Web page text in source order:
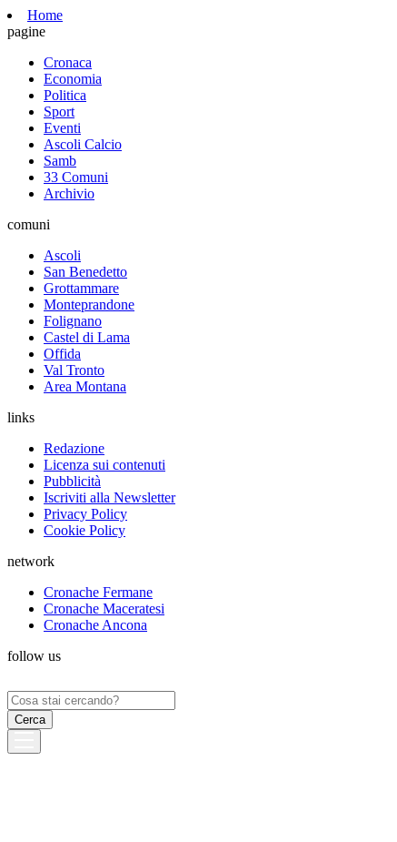
Home
pagine
Cronaca
Economia
Politica
Sport
Eventi
Ascoli Calcio
Samb
33 Comuni
Archivio
comuni
Ascoli
San Benedetto
Grottammare
Monteprandone
Folignano
Castel di Lama
Offida
Val Tronto
Area Montana
links
Redazione
Licenza sui contenuti
Pubblicità
Iscriviti alla Newsletter
Privacy Policy
Cookie Policy
network
Cronache Fermane
Cronache Maceratesi
Cronache Ancona
follow us
Ricerca
per: